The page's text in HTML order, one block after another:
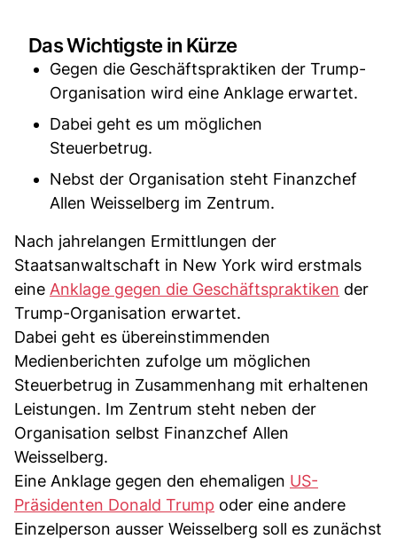
Das Wichtigste in Kürze
Gegen die Geschäftspraktiken der Trump-
Organisation wird eine Anklage erwartet.
Dabei geht es um möglichen
Steuerbetrug.
Nebst der Organisation steht Finanzchef
Allen Weisselberg im Zentrum.
Nach jahrelangen Ermittlungen der
Staatsanwaltschaft in New York wird erstmals
eine Anklage gegen die Geschäftspraktiken der
Trump-Organisation erwartet.
Dabei geht es übereinstimmenden
Medienberichten zufolge um möglichen
Steuerbetrug in Zusammenhang mit erhaltenen
Leistungen. Im Zentrum steht neben der
Organisation selbst Finanzchef Allen
Weisselberg.
Eine Anklage gegen den ehemaligen US-
Präsidenten Donald Trump oder eine andere
Einzelperson ausser Weisselberg soll es zunächst